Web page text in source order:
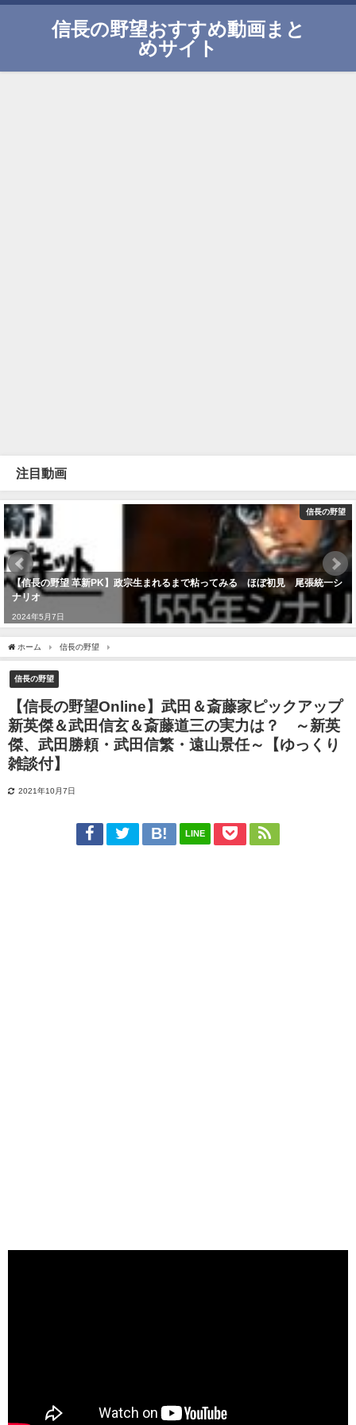
信長の野望おすすめ動画まと
めサイト
注目動画
信長の野望
【信長の野望 革新PK】政宗生まれるまで粘ってみる ほぼ初見 尾張統一シ
ナリオ
2024年5月7日
ホーム 信長の野望
信長の野望
【信長の野望Online】武田＆斎藤家ピックアップ
新英傑＆武田信玄＆斎藤道三の実力は？ ～新英
傑、武田勝頼・武田信繁・遠山景任～【ゆっくり
雑談付】
2021年10月7日
LINE